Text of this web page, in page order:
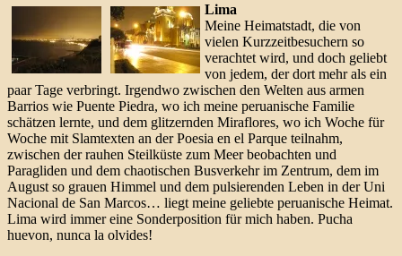
Lima
Meine Heimatstadt, die von
vielen Kurzzeitbesuchern so
verachtet wird, und doch geliebt
von jedem, der dort mehr als ein
paar Tage verbringt. Irgendwo zwischen den Welten aus armen
Barrios wie Puente Piedra, wo ich meine peruanische Familie
schätzen lernte, und dem glitzernden Miraflores, wo ich Woche für
Woche mit Slamtexten an der Poesia en el Parque teilnahm,
zwischen der rauhen Steilküste zum Meer beobachten und
Paragliden und dem chaotischen Busverkehr im Zentrum, dem im
August so grauen Himmel und dem pulsierenden Leben in der Uni
Nacional de San Marcos… liegt meine geliebte peruanische Heimat.
Lima wird immer eine Sonderposition für mich haben. Pucha
huevon, nunca la olvides!